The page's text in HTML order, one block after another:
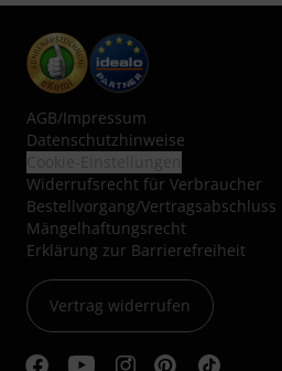
AGB/Impressum
Datenschutzhinweise
Widerrufsrecht für Verbraucher
Bestellvorgang/Vertragsabschluss
Mängelhaftungsrecht
Erklärung zur Barrierefreiheit
Vertrag widerrufen